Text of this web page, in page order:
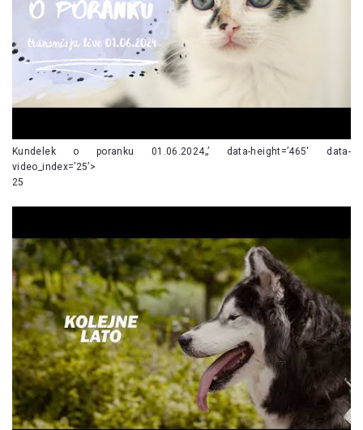
Kundelek o poranku 01.06.2024„’ data-height=’465′ data-
video_index=’25’>
25